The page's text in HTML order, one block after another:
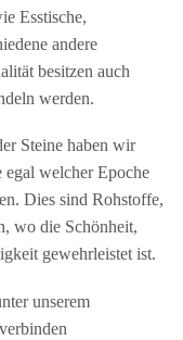
Esstische,
andere
besitzen auch
werden.
Steine haben wir
egal welcher Epoche
Dies sind Rohstoffe,
wo die Schönheit,
gewehrleistet ist.
unserem